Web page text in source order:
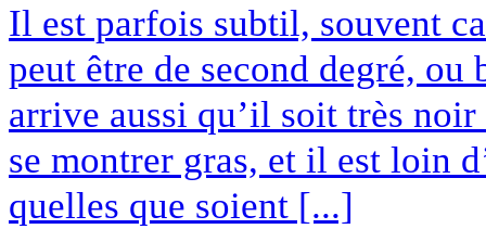
Il est parfois subtil, souvent
peut être de second degré, ou
arrive aussi qu’il soit très
se montrer gras, et il est loin
quelles que soient [...]